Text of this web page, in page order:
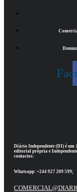
Diário Independente (DI) é um
editorial própria e
contactos:
Whatsapp: +244 927 209 599;